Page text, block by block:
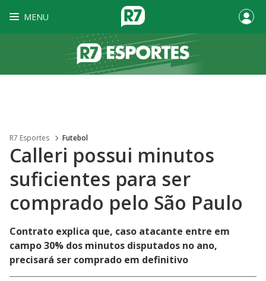
MENU
R7 Esportes Futebol
Calleri possui minutos
suficientes para ser
comprado pelo São Paulo
Contrato explica que, caso atacante entre em
campo 30% dos minutos disputados no ano,
precisará ser comprado em definitivo